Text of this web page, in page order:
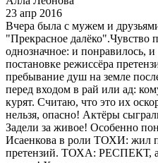
23 апр 2016
Вчера была с мужем и
"Прекрасное далёко".Чувство
однозначное: и понравилось,
постановке режиссёра
пребывание душ на земле
перед входом в рай или ад:
курят. Считаю, что это их
нельзя, опасно! Актёры
Задели за живое! Особенно
Исаенкова в роли ТОХИ: жил
претензий. ТОХА: РЕСПЕКТ, а